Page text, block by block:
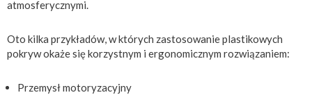
atmosferycznymi.
Oto kilka przykładów, w których zastosowanie plastikowych
pokryw okaże się korzystnym i ergonomicznym rozwiązaniem:
Przemysł motoryzacyjny